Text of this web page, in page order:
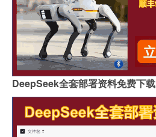
DeepSeek全套部署资料免费下载